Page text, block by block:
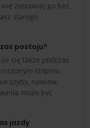
zostawiaj go bez
starego
postoju?
się także podczas
stopniu.
szyby, nawiew,
może być
jazdy